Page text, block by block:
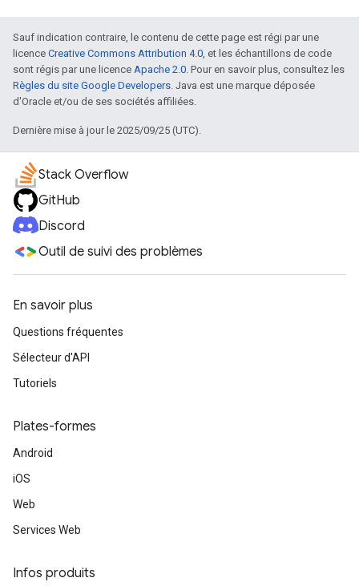
Sauf indication contraire, le contenu de cette page est régi par une
licence Creative Commons Attribution 4.0, et les échantillons de code
sont régis par une licence Apache 2.0. Pour en savoir plus, consultez les
Règles du site Google Developers. Java est une marque déposée
d'Oracle et/ou de ses sociétés affiliées.
Dernière mise à jour le 2025/09/25 (UTC).
Stack Overflow
GitHub
Discord
Outil de suivi des problèmes
En savoir plus
Questions fréquentes
Sélecteur d'API
Tutoriels
Plates-formes
Android
iOS
Web
Services Web
Infos produits